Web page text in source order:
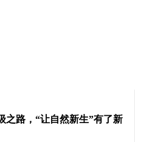
之路，“让自然新生”有了新